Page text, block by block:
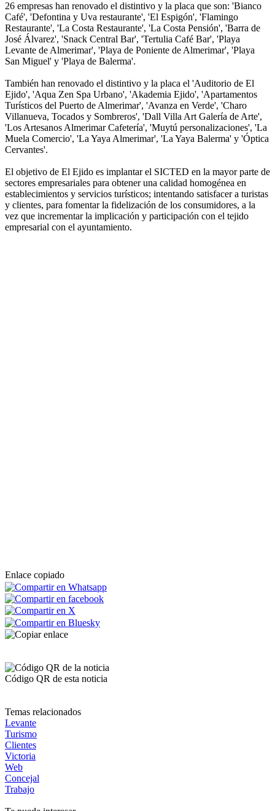
26 empresas han renovado el distintivo y la placa que son: 'Bianco
Café', 'Defontina y Uva restaurante', 'El Espigón', 'Flamingo
Restaurante', 'La Costa Restaurante', 'La Costa Pensión', 'Barra de
José Álvarez', 'Snack Central Bar', 'Tertulia Café Bar', 'Playa
Levante de Almerimar', 'Playa de Poniente de Almerimar', 'Playa
San Miguel' y 'Playa de Balerma'.
También han renovado el distintivo y la placa el 'Auditorio de El
Ejido', 'Aqua Zen Spa Urbano', 'Akademia Ejido', 'Apartamentos
Turísticos del Puerto de Almerimar', 'Avanza en Verde', 'Charo
Villanueva, Tocados y Sombreros', 'Dall Villa Art Galería de Arte',
'Los Artesanos Almerimar Cafetería', 'Muytú personalizaciones', 'La
Muela Comercio', 'La Yaya Almerimar', 'La Yaya Balerma' y 'Óptica
Cervantes'.
El objetivo de El Ejido es implantar el SICTED en la mayor parte de
sectores empresariales para obtener una calidad homogénea en
establecimientos y servicios turísticos; intentando satisfacer a turistas
y clientes, para fomentar la fidelización de los consumidores, a la
vez que incrementar la implicación y participación con el tejido
empresarial con el ayuntamiento.
Enlace copiado
Código QR de esta noticia
Temas relacionados
Levante
Turismo
Clientes
Victoria
Web
Concejal
Trabajo